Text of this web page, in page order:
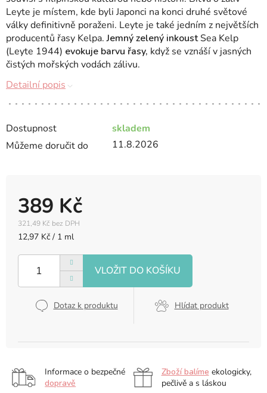
Dostupnost
skladem
Můžeme doručit do
11.8.2026
389 Kč
321,49 Kč bez DPH
Měrná
12,97 Kč / 1 ml
Dotaz k produktu Hlídat produkt
Leyte je místem, kde byli Japonci na konci druhé světové
války definitivně poraženi. Leyte je také jedním z největších
producentů řasy Kelpa.Jemný zelený inkoustSea Kelp
(Leyte 1944) evokuje barvu řasy, když se vznáší v jasných
čistých mořských vodách zálivu.
Detailní popis
Informace o bezpečné
dopravě
Zboží balíme ekologicky,
pečlivě a s láskou